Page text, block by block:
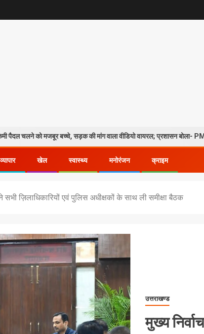
मजबूर बच्चे, सड़क की मांग वाला वीडियो वायरल; प्रशासन बोला- PMGSY-4 के
व्यापार खेल स्वास्थ्य मनोरंजन क्राइम
सभी ज़िलाधिकारियों एवं पुलिस अधीक्षकों के साथ ली समीक्षा बैठक
उत्तराखण्ड
मुख्य